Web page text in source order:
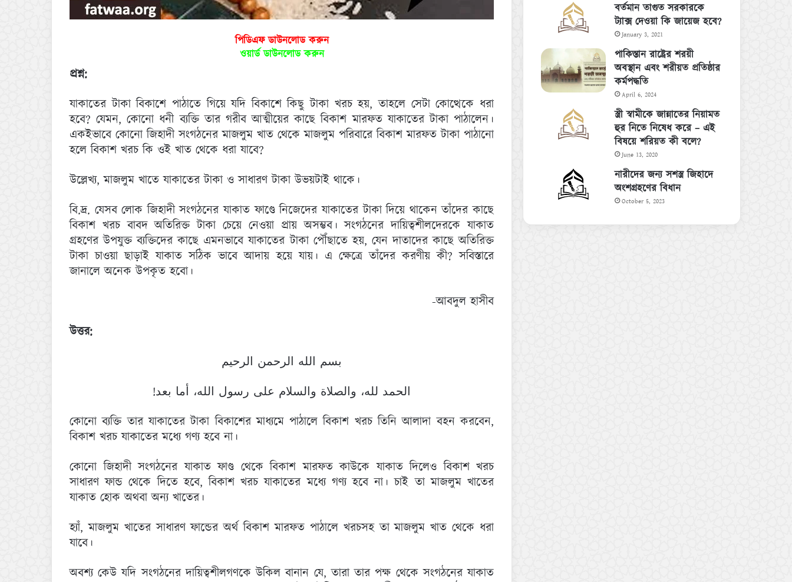
পিডিএফ ডাউনলোড করুন
ওয়ার্ড ডাউনলোড করুন
প্রশ্ন:
যাকাতের টাকা বিকাশে পাঠাতে গিয়ে যদি বিকাশে কিছু টাকা খরচ হয়, তাহলে সেটা কোত্থেকে ধরা
হবে? যেমন, কোনো ধনী ব্যক্তি তার গরীব আত্মীয়ের কাছে বিকাশ মারফত যাকাতের টাকা পাঠালেন।
একইভাবে কোনো জিহাদী সংগঠনের মাজলুম খাত থেকে মাজলুম পরিবারে বিকাশ মারফত টাকা পাঠানো
হলে বিকাশ খরচ কি ওই খাত থেকে ধরা যাবে?
উল্লেখ্য, মাজলুম খাতে যাকাতের টাকা ও সাধারণ টাকা উভয়টাই থাকে।
বি.দ্র. যেসব লোক জিহাদী সংগঠনের যাকাত ফাণ্ডে নিজেদের যাকাতের টাকা দিয়ে থাকেন তাঁদের কাছে
বিকাশ খরচ বাবদ অতিরিক্ত টাকা চেয়ে নেওয়া প্রায় অসম্ভব। সংগঠনের দায়িত্বশীলদেরকে যাকাত
গ্রহণের উপযুক্ত ব্যক্তিদের কাছে এমনভাবে যাকাতের টাকা পৌঁছাতে হয়, যেন দাতাদের কাছে অতিরিক্ত
টাকা চাওয়া ছাড়াই যাকাত সঠিক ভাবে আদায় হয়ে যায়। এ ক্ষেত্রে তাঁদের করণীয় কী? সবিস্তারে
জানালে অনেক উপকৃত হবো।
-আবদুল হাসীব
উত্তর:
بسم الله الرحمن الرحيم
الحمد لله، والصلاة والسلام على رسول الله، أما بعد!
কোনো ব্যক্তি তার যাকাতের টাকা বিকাশের মাধ্যমে পাঠালে বিকাশ খরচ তিনি আলাদা বহন করবেন,
বিকাশ খরচ যাকাতের মধ্যে গণ্য হবে না।
কোনো জিহাদী সংগঠনের যাকাত ফাণ্ড থেকে বিকাশ মারফত কাউকে যাকাত দিলেও বিকাশ খরচ
সাধারণ ফান্ড থেকে দিতে হবে, বিকাশ খরচ যাকাতের মধ্যে গণ্য হবে না। চাই তা মাজলুম খাতের
যাকাত হোক অথবা অন্য খাতের।
হ্যাঁ, মাজলুম খাতের সাধারণ ফান্ডের অর্থ বিকাশ মারফত পাঠালে খরচসহ তা মাজলুম খাত থেকে ধরা
যাবে।
অবশ্য কেউ যদি সংগঠনের দায়িত্বশীলগণকে উকিল বানান যে, তারা তার পক্ষ থেকে সংগঠনের যাকাত
বর্তমান তাগুত সরকারকে
ট্যাক্স দেওয়া কি জায়েজ হবে?
January 3, 2021
পাকিস্তান রাষ্ট্রের শরয়ী
অবস্থান এবং শরীয়ত প্রতিষ্ঠার
কর্মপদ্ধতি
April 6, 2024
স্ত্রী স্বামীকে জান্নাতের নিয়ামত
হুর নিতে নিষেধ করে – এই
বিষয়ে শরিয়ত কী বলে?
June 13, 2020
নারীদের জন্য সশস্ত্র জিহাদে
অংশগ্রহণের বিধান
October 5, 2023